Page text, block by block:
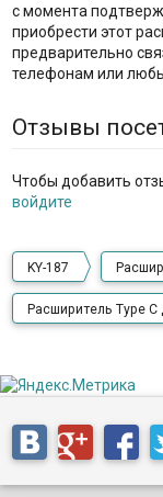
с момента
приобрести этот
предварительно
телефонам или
Отзывы
Чтобы добавить
войдите
KY-187
Расширитель Type C